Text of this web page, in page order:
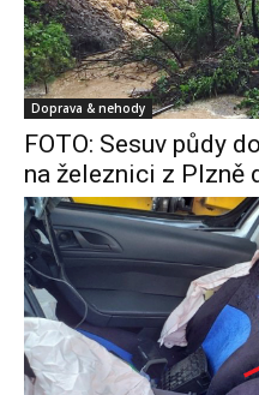
Doprava & nehody
FOTO: Sesuv půdy
na železnici z Plzně